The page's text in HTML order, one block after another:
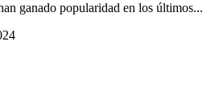
ganado popularidad en los últimos...